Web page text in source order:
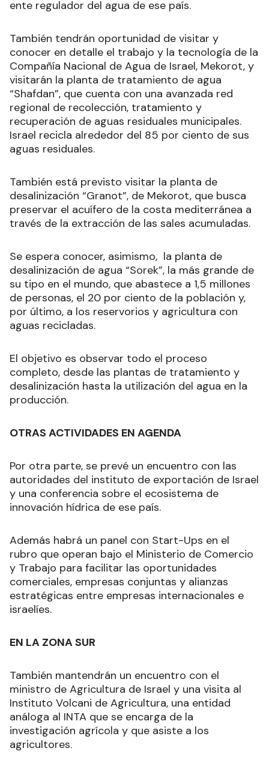
ente regulador del agua de ese país.
También tendrán oportunidad de visitar y
conocer en detalle el trabajo y la tecnología de la
Compañía Nacional de Agua de Israel, Mekorot, y
visitarán la planta de tratamiento de agua
“Shafdan”, que cuenta con una avanzada red
regional de recolección, tratamiento y
recuperación de aguas residuales municipales.
Israel recicla alrededor del 85 por ciento de sus
aguas residuales.
También está previsto visitar la planta de
desalinización “Granot”, de Mekorot, que busca
preservar el acuífero de la costa mediterránea a
través de la extracción de las sales acumuladas.
Se espera conocer, asimismo, la planta de
desalinización de agua “Sorek”, la más grande de
su tipo en el mundo, que abastece a 1,5 millones
de personas, el 20 por ciento de la población y,
por último, a los reservorios y agricultura con
aguas recicladas.
El objetivo es observar todo el proceso
completo, desde las plantas de tratamiento y
desalinización hasta la utilización del agua en la
producción.
OTRAS ACTIVIDADES EN AGENDA
Por otra parte, se prevé un encuentro con las
autoridades del instituto de exportación de Israel
y una conferencia sobre el ecosistema de
innovación hídrica de ese país.
Además habrá un panel con Start-Ups en el
rubro que operan bajo el Ministerio de Comercio
y Trabajo para facilitar las oportunidades
comerciales, empresas conjuntas y alianzas
estratégicas entre empresas internacionales e
israelíes.
EN LA ZONA SUR
También mantendrán un encuentro con el
ministro de Agricultura de Israel y una visita al
Instituto Volcani de Agricultura, una entidad
análoga al INTA que se encarga de la
investigación agrícola y que asiste a los
agricultores.